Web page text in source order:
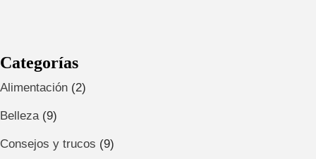
Categorías
Alimentación (2)
Belleza (9)
Consejos y trucos (9)